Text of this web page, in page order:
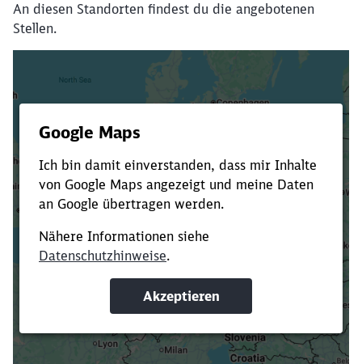
An diesen Standorten findest du die angebotenen
Stellen.
Verkürze die Ladezeit, indem du Suchbegriffe
oder Filter hinzufügst.
Suchbegriffe eingeben
Filter setzen